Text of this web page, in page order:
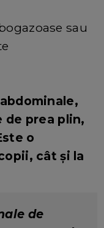
sau
de prea plin,
o
cât și la
de